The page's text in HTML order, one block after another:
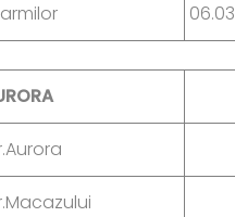
06.03